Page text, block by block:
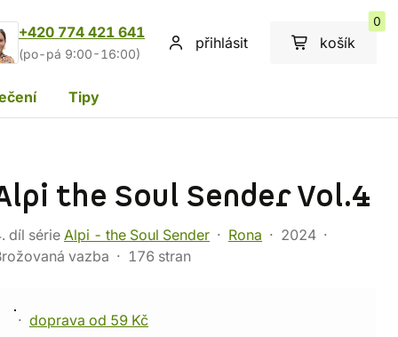
+420 774 421 641
(po-pá 9:00-16:00)
přihlásit košík
0
Tipy
the Soul Sender Vol.4
díl sérieAlpi - the Soul Sender Rona
2024
vazba
176 stran
doprava od 59 Kč